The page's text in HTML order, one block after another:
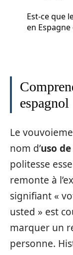
Est-ce que
en
espagnol
Le
nom d’uso
politesse
remonte à
signifiant «
usted » est
marquer un
personne.